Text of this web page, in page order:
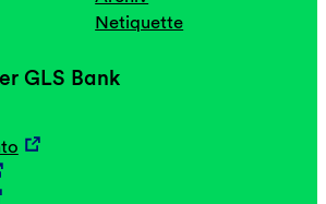
Netiquette
GLS Bank